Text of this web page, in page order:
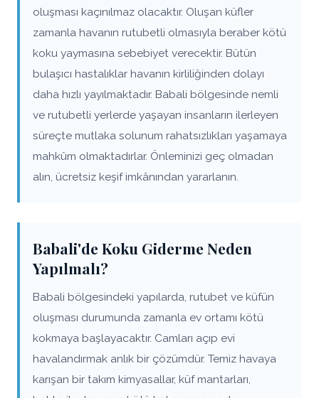
oluşması kaçınılmaz olacaktır. Oluşan küfler
zamanla havanın rutubetli olmasıyla beraber kötü
koku yaymasına sebebiyet verecektir. Bütün
bulaşıcı hastalıklar havanın kirliliğinden dolayı
daha hızlı yayılmaktadır. Babali bölgesinde nemli
ve rutubetli yerlerde yaşayan insanların ilerleyen
süreçte mutlaka solunum rahatsızlıkları yaşamaya
mahkûm olmaktadırlar. Önleminizi geç olmadan
alın, ücretsiz keşif imkânından yararlanın.
Babali'de Koku Giderme Neden
Yapılmalı?
Babali bölgesindeki yapılarda, rutubet ve küfün
oluşması durumunda zamanla ev ortamı kötü
kokmaya başlayacaktır. Camları açıp evi
havalandırmak anlık bir çözümdür. Temiz havaya
karışan bir takım kimyasallar, küf mantarları,